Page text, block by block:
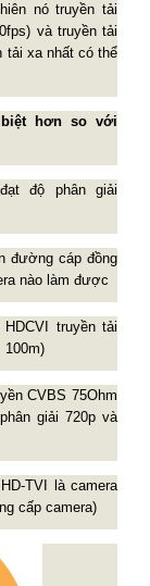
nó truyền tải
và truyền tải
xa nhất có thể
hơn so với
độ phân giải
đường cáp đồng
nào làm được
truyền tải
100m)
CVBS 75Ohm
giải 720p và
TVI là camera
cấp camera)